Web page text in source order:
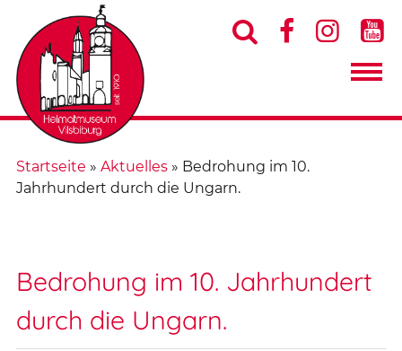
   
Startseite » Aktuelles» Bedrohung im 10.
Jahrhundert durch die Ungarn.
Bedrohung im 10. Jahrhundert
durch die Ungarn.